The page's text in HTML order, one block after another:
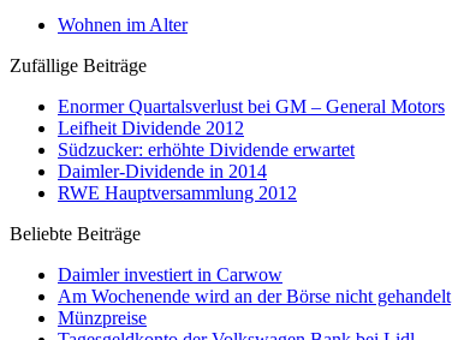
Wohnen im Alter
Zufällige Beiträge
Enormer Quartalsverlust bei GM – General Motors
Leifheit Dividende 2012
Südzucker: erhöhte Dividende erwartet
Daimler-Dividende in 2014
RWE Hauptversammlung 2012
Beliebte Beiträge
Daimler investiert in Carwow
Am Wochenende wird an der Börse nicht gehandelt
Münzpreise